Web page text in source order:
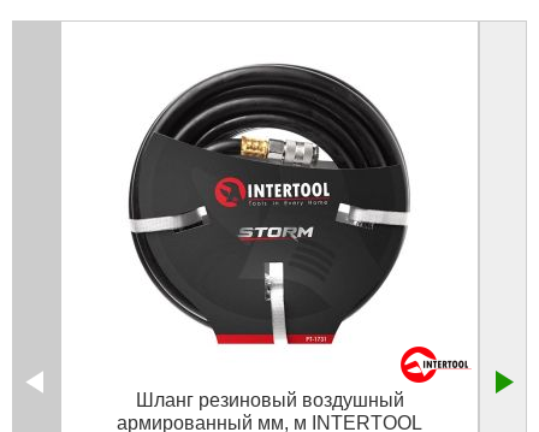
Шланг резиновый воздушный
армированный мм, м INTERTOOL